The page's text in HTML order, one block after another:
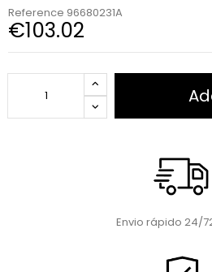
Reference 96680231A
€103.02
Envio rápido 24/